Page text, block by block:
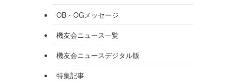
OB・OGメッセージ
機友会ニュース一覧
機友会ニュースデジタル版
特集記事